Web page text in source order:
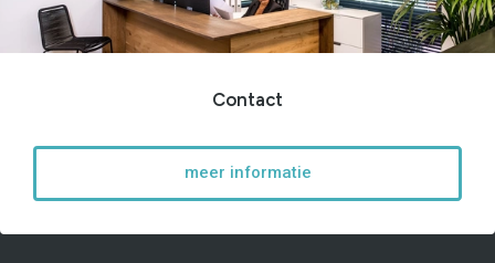
Contact
meer informatie